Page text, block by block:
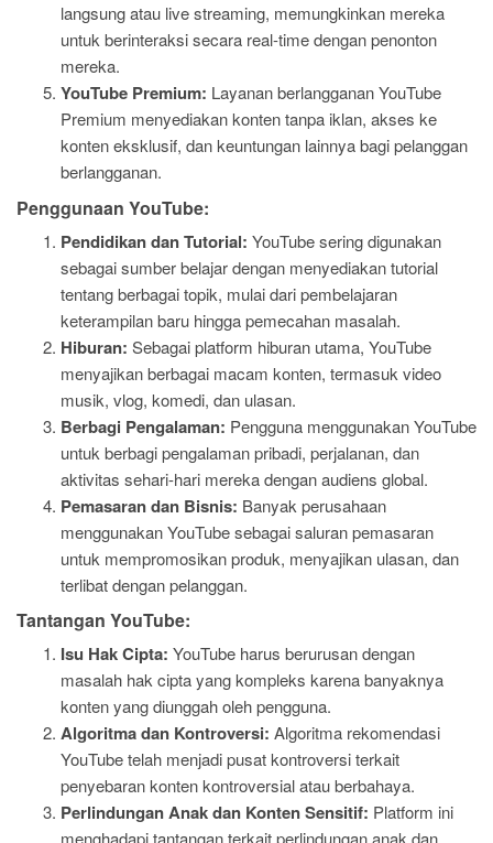
langsung atau live streaming, memungkinkan mereka
untuk berinteraksi secara real-time dengan penonton
mereka.
YouTube Premium: Layanan berlangganan YouTube
Premium menyediakan konten tanpa iklan, akses ke
konten eksklusif, dan keuntungan lainnya bagi pelanggan
berlangganan.
Penggunaan YouTube:
Pendidikan dan Tutorial: YouTube sering digunakan
sebagai sumber belajar dengan menyediakan tutorial
tentang berbagai topik, mulai dari pembelajaran
keterampilan baru hingga pemecahan masalah.
Hiburan: Sebagai platform hiburan utama, YouTube
menyajikan berbagai macam konten, termasuk video
musik, vlog, komedi, dan ulasan.
Berbagi Pengalaman: Pengguna menggunakan YouTube
untuk berbagi pengalaman pribadi, perjalanan, dan
aktivitas sehari-hari mereka dengan audiens global.
Pemasaran dan Bisnis: Banyak perusahaan
menggunakan YouTube sebagai saluran pemasaran
untuk mempromosikan produk, menyajikan ulasan, dan
terlibat dengan pelanggan.
Tantangan YouTube:
Isu Hak Cipta: YouTube harus berurusan dengan
masalah hak cipta yang kompleks karena banyaknya
konten yang diunggah oleh pengguna.
Algoritma dan Kontroversi: Algoritma rekomendasi
YouTube telah menjadi pusat kontroversi terkait
penyebaran konten kontroversial atau berbahaya.
Perlindungan Anak dan Konten Sensitif: Platform ini
menghadapi tantangan terkait perlindungan anak dan